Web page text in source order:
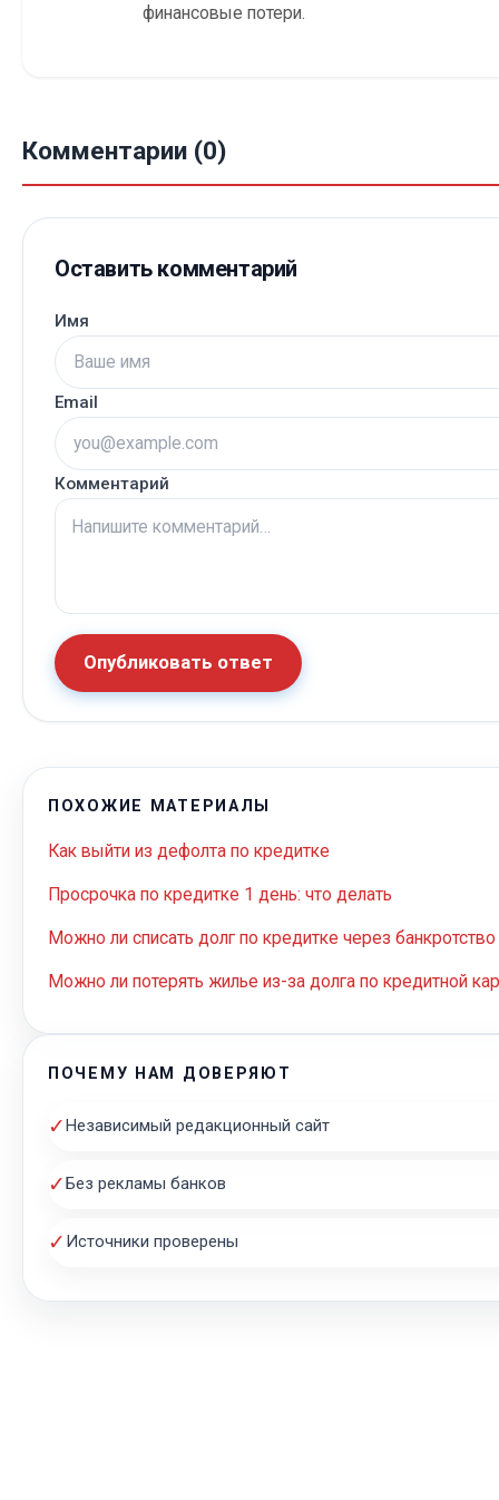
финансовые потери.
Комментарии (0)
Оставить комментарий
Имя
Email
Комментарий
Опубликовать ответ
ПОХОЖИЕ МАТЕРИАЛЫ
Как выйти из дефолта по кредитке
Просрочка по кредитке 1 день: что делать
Можно ли списать долг по кредитке через банкротство
Можно ли потерять жилье из-за долга по кредитной
ПОЧЕМУ НАМ ДОВЕРЯЮТ
✓Независимый редакционный сайт
✓Без рекламы банков
✓ Источники проверены